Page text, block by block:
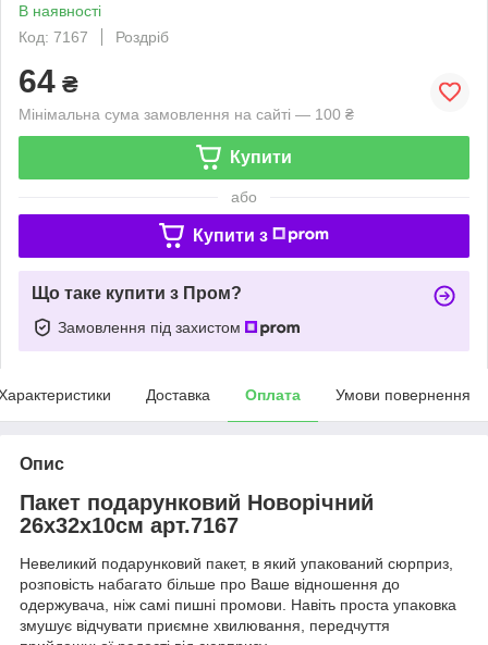
В наявності
Код: 7167
Роздріб
64 ₴
Мінімальна сума замовлення на сайті — 100 ₴
Купити
або
Купити з
Що таке купити з Пром?
Замовлення під захистом
Доставка Оплата Умови повернення
Опис
Пакет подарунковий Новорічний
26х32х10см арт.7167
Невеликий подарунковий пакет, в який упакований сюрприз,
розповість набагато більше про Ваше відношення до
одержувача, ніж самі пишні промови. Навіть проста упаковка
змушує відчувати приємне хвилювання, передчуття